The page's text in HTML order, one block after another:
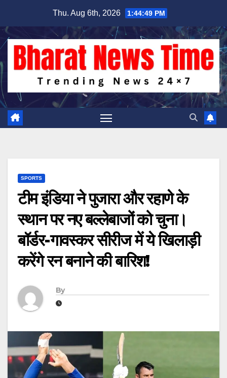
content
Thu. Aug 6th, 2026 1:44:50 PM
SPORTS
टीम इंडिया ने पुजारा और रहाणे के
स्थान पर नए बल्लेबाजों को चुना।
बॉर्डर-गावस्कर सीरीज में ये खिलाड़ी
करेंगे रन बनाने की बारिश!
By